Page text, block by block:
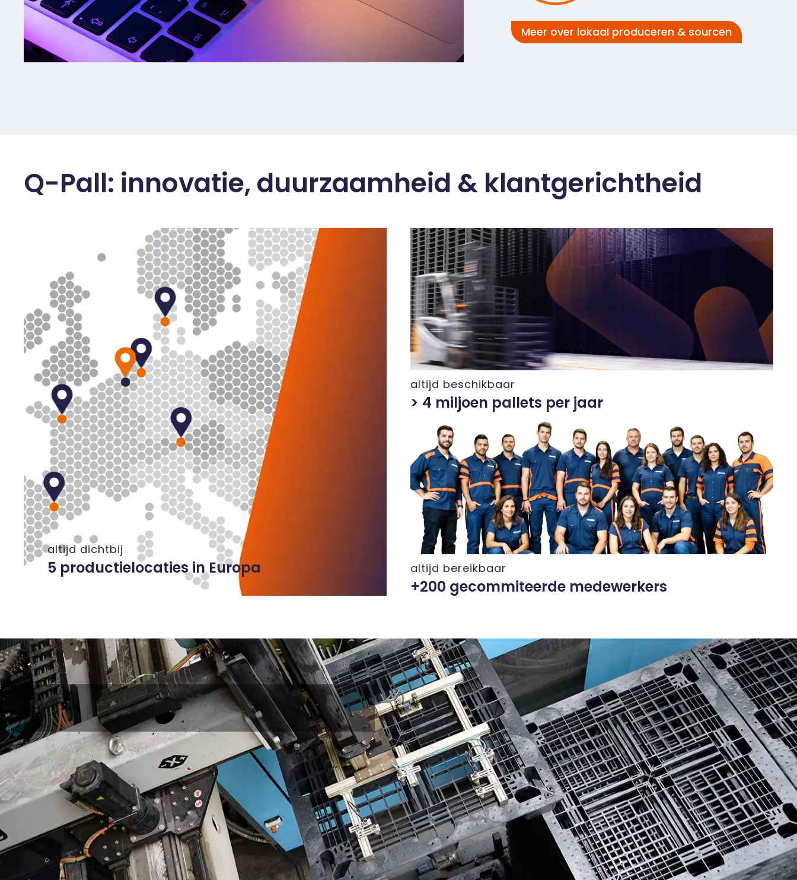
Meer over lokaal produceren & sourcen
Q-Pall: innovatie, duurzaamheid & klantgerichtheid
altijd dichtbij
5 productielocaties in Europa
altijd beschikbaar
> 4 miljoen pallets per jaar
altijd bereikbaar
+200 gecommiteerde medewerkers